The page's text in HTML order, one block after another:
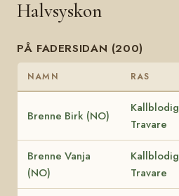
Halvsyskon
PÅ FADERSIDAN (200)
NAMN RAS
Brenne Birk (NO)
Kallblodig
Travare
Brenne Vanja
(NO)
Kallblodig
Travare